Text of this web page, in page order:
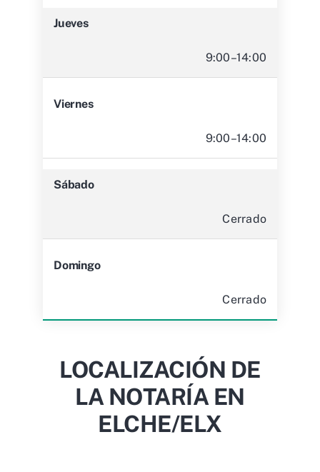
Jueves
9:00–14:00
Viernes
9:00–14:00
Sábado
Cerrado
Domingo
Cerrado
LOCALIZACIÓN DE
LA NOTARÍA EN
ELCHE/ELX